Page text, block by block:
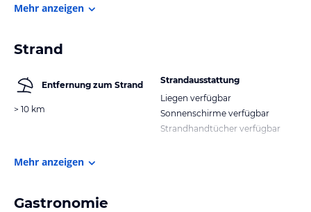
Mehr anzeigen
Strand
Entfernung zum Strand
> 10 km
Strandausstattung
Liegen verfügbar
Sonnenschirme verfügbar
Strandhandtücher verfügbar
Mehr anzeigen
Gastronomie